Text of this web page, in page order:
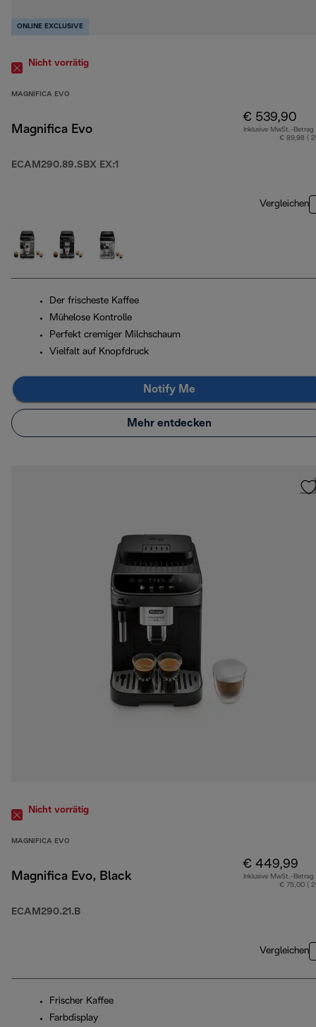
ONLINE EXCLUSIVE
Nicht vorrätig
MAGNIFICA EVO
Magnifica Evo
ECAM290.89.SBX EX:1
€ 539,90
Inklusive MwSt.-Betrag
€ 89,98 (
Vergleichen
Der frischeste Kaffee
Mühelose Kontrolle
Perfekt cremiger Milchschaum
Vielfalt auf Knopfdruck
Notify Me
Mehr entdecken
Nicht vorrätig
MAGNIFICA EVO
Magnifica Evo, Black
ECAM290.21.B
€ 449,99
Inklusive MwSt.-Betrag
€ 75,00 (
Vergleichen
Frischer Kaffee
Farbdisplay